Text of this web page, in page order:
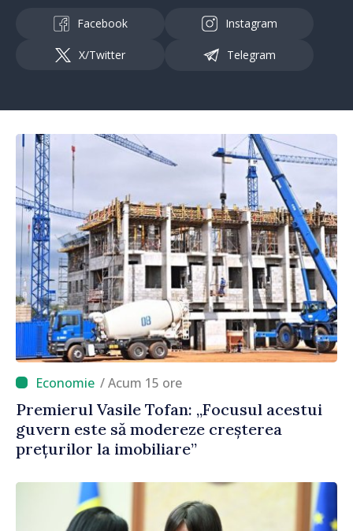
Facebook Instagram
X/Twitter Telegram
/ Acum 15 ore
Premierul Vasile Tofan: „Focusul acestui
guvern este să modereze creșterea
prețurilor la imobiliare”